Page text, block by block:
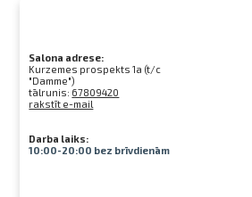
Salona adrese:
Kurzemes prospekts 1a (t/c
"Damme")
tālrunis: 67809420
rakstīt e-mail
Darba laiks:
10:00-20:00 bez brīvdienām